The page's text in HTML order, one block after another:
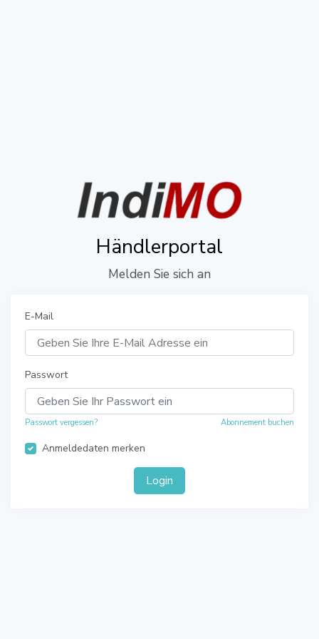
Händlerportal
Melden Sie sich an
E-Mail
Passwort
Abonnement buchen
Passwort vergessen?
Anmeldedaten merken
Login